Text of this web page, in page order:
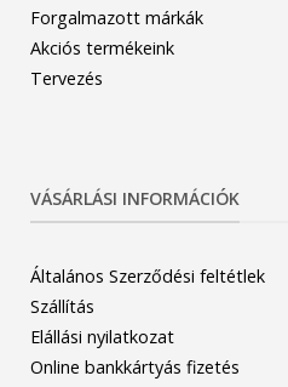
Forgalmazott márkák
Akciós termékeink
Tervezés
VÁSÁRLÁSI INFORMÁCIÓK
Általános Szerződési feltétlek
Szállítás
Elállási nyilatkozat
Online bankkártyás fizetés